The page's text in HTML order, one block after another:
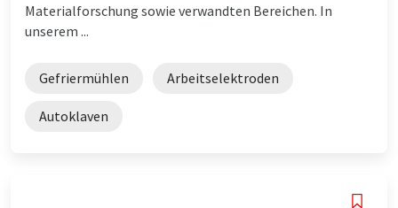
Materialforschung sowie verwandten Bereichen. In
unserem ...
Gefriermühlen Arbeitselektroden
Autoklaven